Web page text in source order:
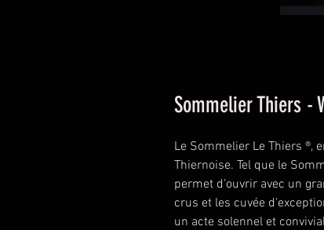
Sommelier Thiers -
Le Sommelier Le Thiers ®,
Thiernoise. Tel que le
permet d’ouvrir avec un
crus et les cuvée
un acte solennel et